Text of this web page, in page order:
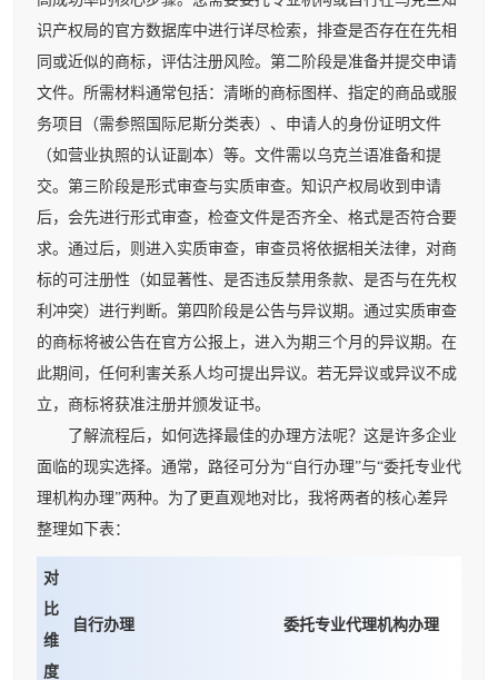
识产权局的官方数据库中进行详尽检索，排查是否存在在先相
同或近似的商标，评估注册风险。第二阶段是准备并提交申请
文件。所需材料通常包括：清晰的商标图样、指定的商品或服
务项目（需参照国际尼斯分类表）、申请人的身份证明文件
（如营业执照的认证副本）等。文件需以乌克兰语准备和提
交。第三阶段是形式审查与实质审查。知识产权局收到申请
后，会先进行形式审查，检查文件是否齐全、格式是否符合要
求。通过后，则进入实质审查，审查员将依据相关法律，对商
标的可注册性（如显著性、是否违反禁用条款、是否与在先权
利冲突）进行判断。第四阶段是公告与异议期。通过实质审查
的商标将被公告在官方公报上，进入为期三个月的异议期。在
此期间，任何利害关系人均可提出异议。若无异议或异议不成
立，商标将获准注册并颁发证书。
了解流程后，如何选择最佳的办理方法呢？这是许多企业
面临的现实选择。通常，路径可分为“自行办理”与“委托专业代
理机构办理”两种。为了更直观地对比，我将两者的核心差异
整理如下表：
对
比
维
度
自行办理 委托专业代理机构办理